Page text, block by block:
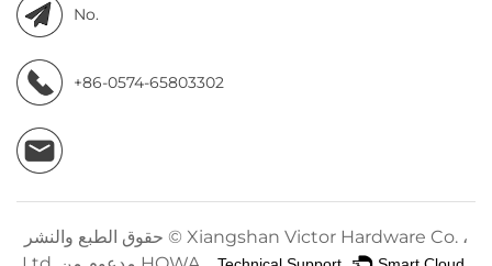
No.
+86-0574-65803302
حقوق الطبع والنشر © Xiangshan Victor Hardware Co. ،